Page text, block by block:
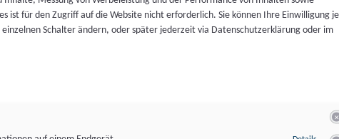
ist für den Zugriff auf die Website nicht erforderlich. Sie können Ihre Einwilligung
Schalter ändern, oder später jederzeit via Datenschutzerklärung oder im
zu